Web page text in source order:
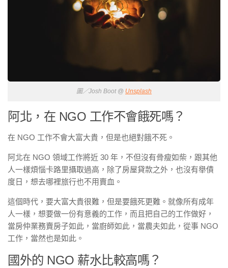
圖／Josh Boot @ Unsplash
阿北，在 NGO 工作不會餓死嗎？
在 NGO 工作不會大富大貴，但是也絕對餓不死。
阿北在 NGO 領域工作將近 30 年，不但沒有骨瘦如柴，跟其他
人一樣煩惱卡路里攝取過高，除了房屋貸款之外，也沒有舉債
度日，想去哪裡旅行也不用賣血。
這個時代，要大富大貴很難，但是要餓死更難。就像所有成年
人一樣，想要做一份有意義的工作，而且把自己的工作做好，
當房仲業務賣房子如此，當廚師如此，當農夫如此，從事 NGO
工作，當然也是如此。
國外的 NGO 薪水比較高嗎？